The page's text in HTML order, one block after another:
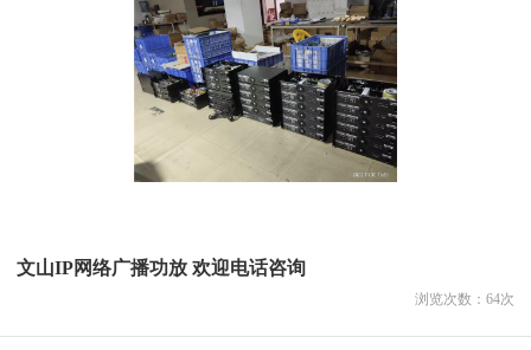
文山IP网络广播功放 欢迎电话咨询
浏览次数： 64次